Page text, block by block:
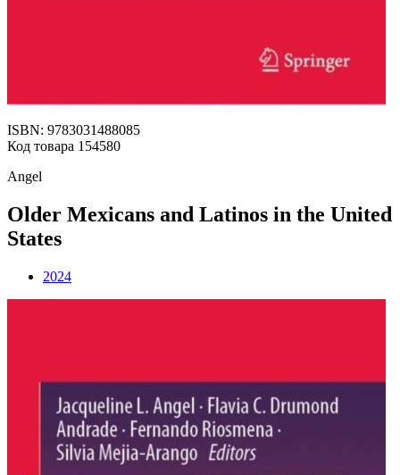
ISBN: 9783031488085
Код товара 154580
Angel
Older Mexicans and Latinos in the United
States
2024